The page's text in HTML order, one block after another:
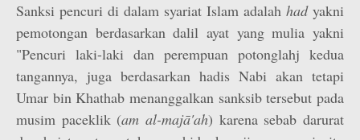
Sanksi pencuri di dalam syariat Islam adalah had yakni
pemotongan berdasarkan dalil ayat yang mulia yakni
"Pencuri laki-laki dan perempuan potonglahj kedua
tangannya, juga berdasarkan hadis Nabi akan tetapi
Umar bin Khathab menanggalkan sanksib tersebut pada
musim paceklik (am al-majā'ah) karena sebab darurat